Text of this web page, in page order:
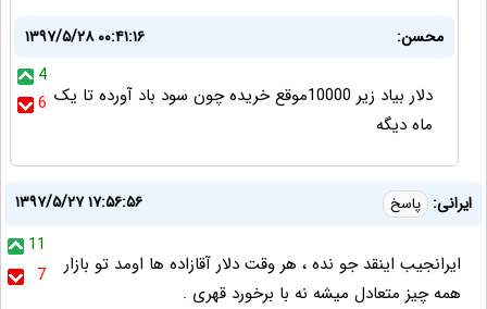
محسن:
۱۳۹۷/۵/۲۸ ۰۰:۴۱:۱۶
4
6 دلار بیاد زیر 10000موقع خریده چون سود باد آورده تا یک
ماه دیگه
ایرانی: پاسخ
۱۳۹۷/۵/۲۷ ۱۷:۵۶:۵۶
11
7
ایرانجیب اینقد جو نده ، هر وقت دلار آقازاده ها اومد تو بازار
همه چیز متعادل میشه نه با برخورد قهری .